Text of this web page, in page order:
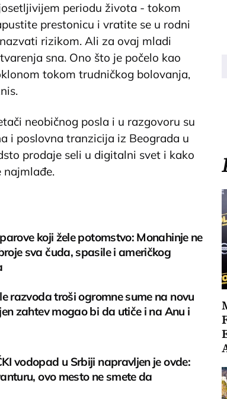
periodu života - tokom
prestonicu i vratite se u rodni
rizikom. Ali za ovaj mladi
sna. Ono što je počelo kao
tokom trudničkog bolovanja,
neobičnog posla i u razgovoru su
i poslovna tranzicija iz Beograda u
prodaje seli u digitalni svet i kako
najmlađe.
koji žele potomstvo: Monahinje ne
sva čuda, spasile i američkog
razvoda troši ogromne sume na novu
zahtev mogao bi da utiče i na Anu i
vodopad u Srbiji napravljen je ovde:
ovo mesto ne smete da
Priština